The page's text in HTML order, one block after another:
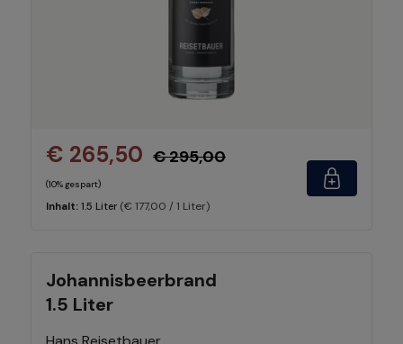
€ 265,50 € 295,00
(10% gespart)
Inhalt: 1.5 Liter (€ 177,00 / 1 Liter)
Johannisbeerbrand
1.5 Liter